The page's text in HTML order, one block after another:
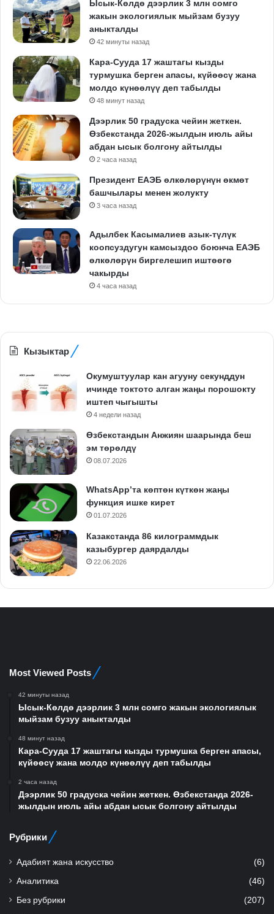
Ысык-Көлдө дээрлик 3 млн сомго
жакын экологиялык мыйзам бузуу
аныкталды
42 минуты назад
Кара-Сууда 17 жаштагы кызды
турмушка берген апасы, күйөөсү жана
молдо күнөөлүү деп табылды
48 минут назад
Дээрлик 50 градуска чейин жеткен.
Өзбекстанда 2026-жылдын июль айы
абдан ысык болгону айтылды
2 часа назад
Президент ЕАЭБ өлкөлөрүнүн өкмөт
башчылары менен жолукту
3 часа назад
Адылбек Касымалиев азык-түлүк
коопсуздугун камсыздоо боюнча ЕАЭБ
өлкөлөрүн биргелешип иштөөгө
чакырды
4 часа назад
Кызыктар
Окумуштуулар кан агууну секунддун
ичинде токтото алган жаңы порошокту
иштеп чыгышты
4 недели назад
Өзбекстандын Анжиян шаарында беш
эм төрөлдү
08.07.2026
WhatsApp’та көптөн күткөн жаңы
функция ишке кирет
01.07.2026
Казакстанда 86 килограммдык
казыбургер даярдалды
22.06.2026
Most Viewed Posts
42 минуты назад
Ысык-Көлдө дээрлик 3 млн сомго жакын экологиялык
мыйзам бузуу аныкталды
48 минут назад
Кара-Сууда 17 жаштагы кызды турмушка берген апасы,
күйөөсү жана молдо күнөөлүү деп табылды
2 часа назад
Дээрлик 50 градуска чейин жеткен. Өзбекстанда 2026-
жылдын июль айы абдан ысык болгону айтылды
Рубрики
Адабият жана искусство (6)
Аналитика (46)
Без рубрики (207)